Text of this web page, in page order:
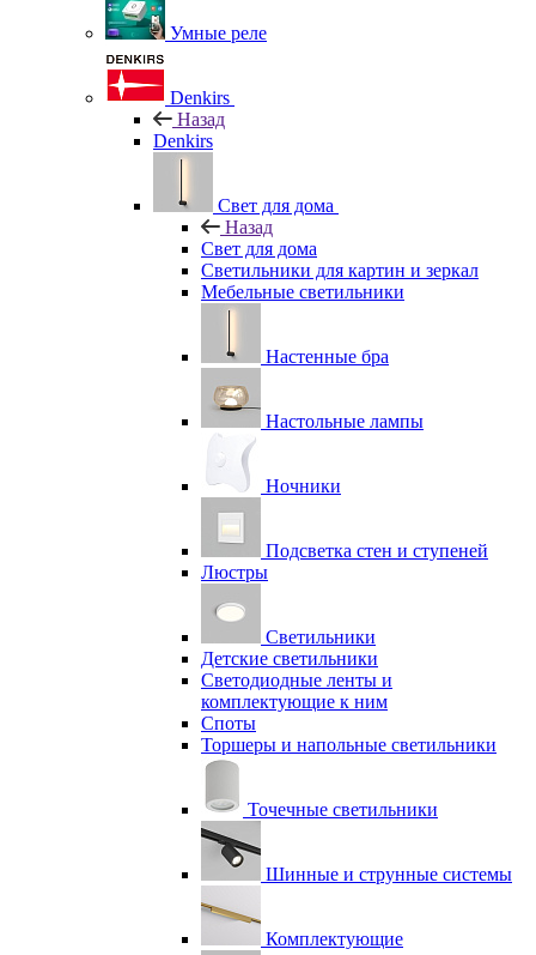
Умные реле
Denkirs
Назад
Denkirs
Свет для дома
Назад
Свет для дома
Светильники для картин и зеркал
Мебельные светильники
Настенные бра
Настольные лампы
Ночники
Подсветка стен и ступеней
Люстры
Светильники
Детские светильники
Светодиодные ленты и
комплектующие к ним
Споты
Торшеры и напольные светильники
Точечные светильники
Шинные и струнные системы
Комплектующие